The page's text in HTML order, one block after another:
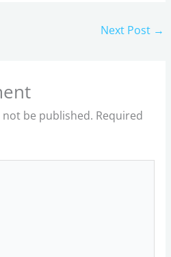
Next Post →
be published. Required